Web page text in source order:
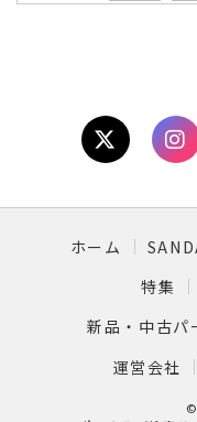
ホーム
特集
新品・中古パ
運営会社